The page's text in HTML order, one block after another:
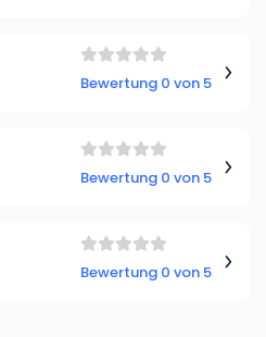
Bewertung 0 von 5
Bewertung 0 von 5
Bewertung 0 von 5